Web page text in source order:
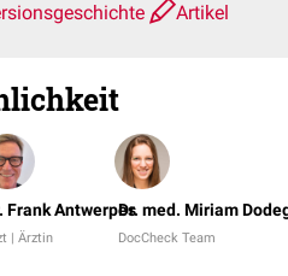
Artikel
Frank Antwerpes
| Ärztin
Dr. med. Miriam
DocCheck Team